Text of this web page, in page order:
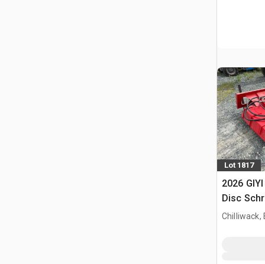
Lot 1817
2026
Disc
(Unused)
Chilliwack,